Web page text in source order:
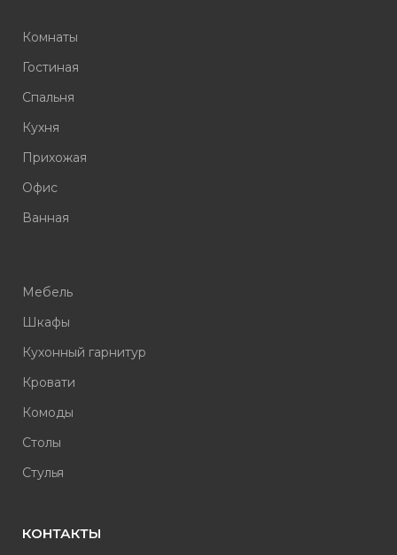
Комнаты
Гостиная
Спальня
Кухня
Прихожая
Офис
Ванная
Мебель
Шкафы
Кухонный гарнитур
Кровати
Комоды
Столы
Стулья
КОНТАКТЫ